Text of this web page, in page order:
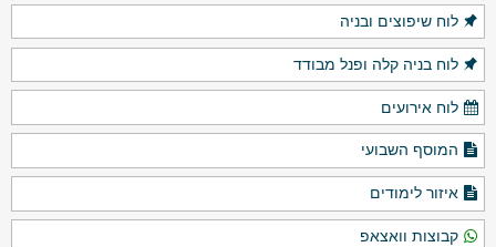
לוח שיפוצים ובניה
לוח בניה קלה ופנל מבודד
לוח אירועים
המוסף השבועי
איזור לימודים
קבוצות וואצאפ